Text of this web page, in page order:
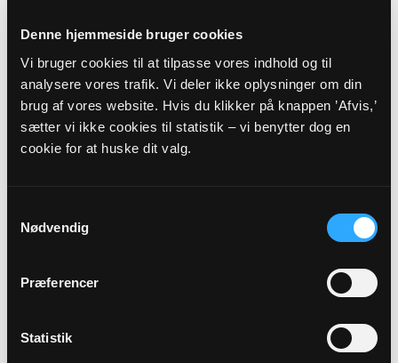
Denne hjemmeside bruger cookies
Vi bruger cookies til at tilpasse vores indhold og til
analysere vores trafik. Vi deler ikke oplysninger om din
brug af vores website. Hvis du klikker på knappen ’Afvis,’
sætter vi ikke cookies til statistik – vi benytter dog en
cookie for at huske dit valg.
Nødvendig
Præferencer
Statistik
Myndighedsoplysninger
Sognekode: 7783
Pastorat: Hans Tausens Pastorat
Kommune: Odense Kommune (461)
Odense Sankt Knuds Provsti